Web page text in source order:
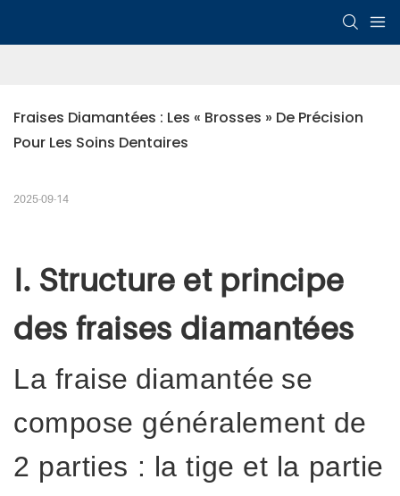
Fraises Diamantées : Les « Brosses » De Précision
Pour Les Soins Dentaires
2025-09-14
I. Structure et principe
des fraises diamantées
La fraise diamantée se
compose généralement de
2 parties : la tige et la partie